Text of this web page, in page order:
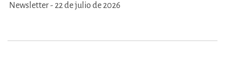
Newsletter - 22 de julio de 2026